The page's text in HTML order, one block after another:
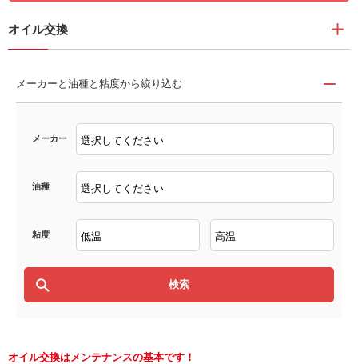
オイル交換
メーカーと油種と粘度から絞り込む
メーカー
油種
粘度
オイル交換はメンテナンスの基本です！